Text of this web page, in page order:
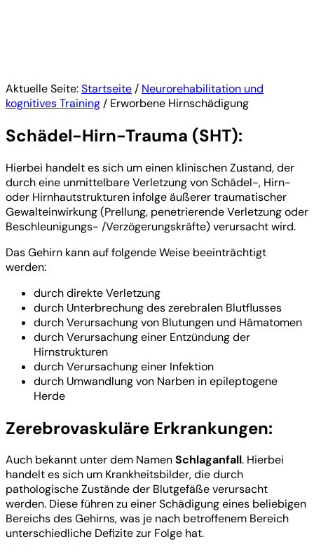
Aktuelle Seite:Startseite / Neurorehabilitation und
kognitives Training / Erworbene Hirnschädigung
Schädel-Hirn-Trauma (SHT):
Hierbei handelt es sich um einen klinischen Zustand, der
durch eine unmittelbare Verletzung von Schädel-, Hirn-
oder Hirnhautstrukturen infolge äußerer traumatischer
Gewalteinwirkung (Prellung, penetrierende Verletzung oder
Beschleunigungs- /Verzögerungskräfte) verursacht wird.
Das Gehirn kann auf folgende Weise beeinträchtigt
werden:
durch direkte Verletzung
durch Unterbrechung des zerebralen Blutflusses
durch Verursachung von Blutungen und Hämatomen
durch Verursachung einer Entzündung der
Hirnstrukturen
durch Verursachung einer Infektion
durch Umwandlung von Narben in epileptogene
Herde
Zerebrovaskuläre Erkrankungen:
Auch bekannt unter dem NamenSchlaganfall. Hierbei
handelt es sich um Krankheitsbilder, die durch
pathologische Zustände der Blutgefäße verursacht
werden. Diese führen zu einer Schädigung eines beliebigen
Bereichs des Gehirns, was je nach betroffenem Bereich
unterschiedliche Defizite zur Folge hat.